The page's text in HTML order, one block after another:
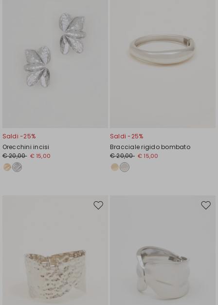
Saldi -25%
Orecchini incisi
€ 20,00 € 15,00
Saldi -25%
Bracciale rigido bombato
€ 20,00 € 15,00
Sposta